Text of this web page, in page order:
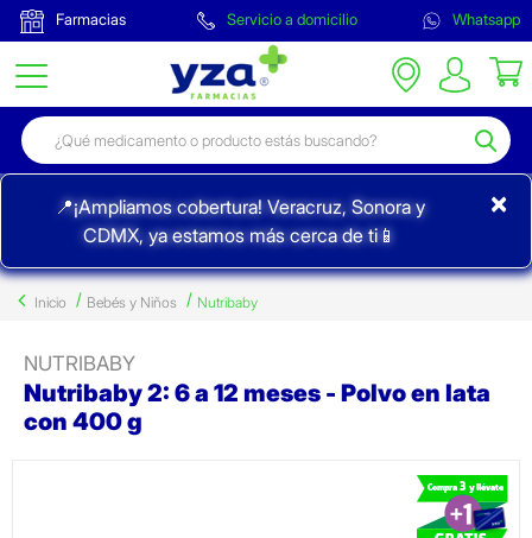
Farmacias Servicio a domicilio Whatsapp
📍¡Ampliamos cobertura! Veracruz, Sonora y
CDMX, ya estamos más cerca de ti📱
×
Inicio Bebés y Niños Nutribaby
NUTRIBABY
Nutribaby 2: 6 a 12 meses - Polvo en lata
con 400 g